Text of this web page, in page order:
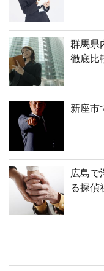
群馬県
徹底比
新座市
広島で
る探偵